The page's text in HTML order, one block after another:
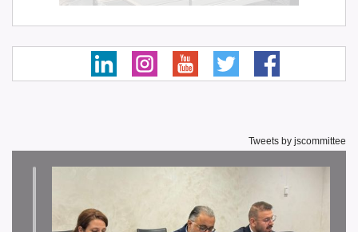
Tweets by jscommittee